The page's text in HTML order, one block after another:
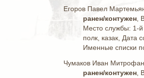
Егоров Павел
ранен/контужен ,
Место службы: 1-й
полк, казак, Дата
Именные списки
Чумаков Иван
ранен/контужен ,